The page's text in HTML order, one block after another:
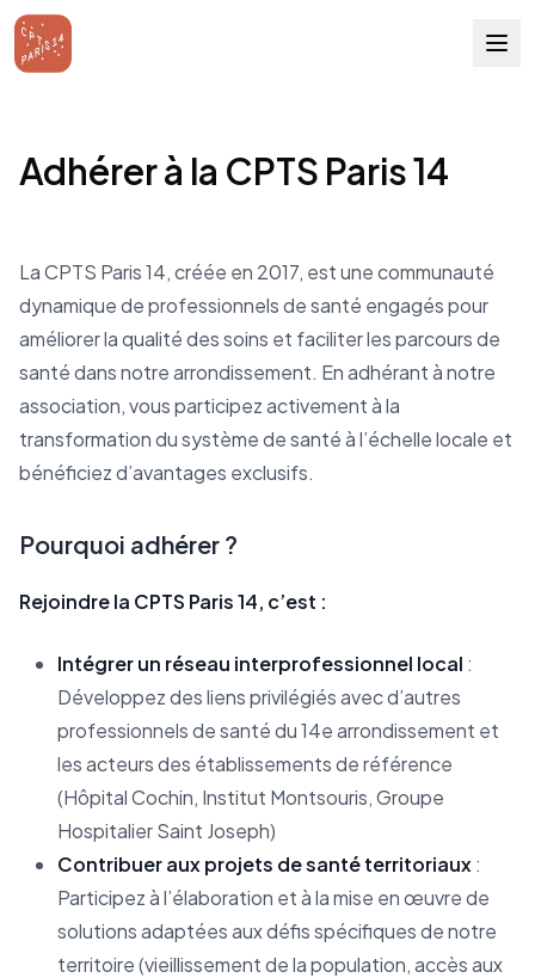
Adhérer à la CPTS Paris 14
La CPTS Paris 14, créée en 2017, est une communauté
dynamique de professionnels de santé engagés pour
améliorer la qualité des soins et faciliter les parcours de
santé dans notre arrondissement. En adhérant à notre
association, vous participez activement à la
transformation du système de santé à l’échelle locale et
bénéficiez d’avantages exclusifs.
Pourquoi adhérer ?
Rejoindre la CPTS Paris 14, c’est :
Intégrer un réseau interprofessionnel local :
Développez des liens privilégiés avec d’autres
professionnels de santé du 14e arrondissement et
les acteurs des établissements de référence
(Hôpital Cochin, Institut Montsouris, Groupe
Hospitalier Saint Joseph)
Contribuer aux projets de santé territoriaux:
Participez à l’élaboration et à la mise en œuvre de
solutions adaptées aux défis spécifiques de notre
territoire (vieillissement de la population, accès aux